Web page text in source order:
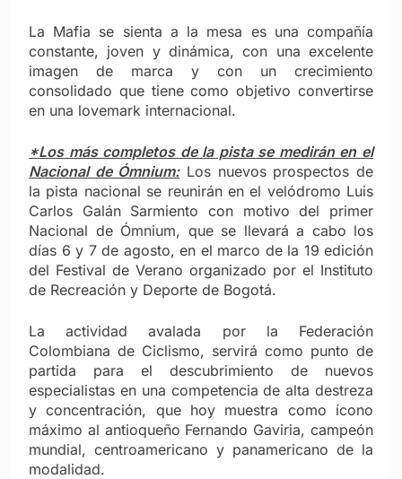
La Mafia se sienta a la mesa es una compañía
constante, joven y dinámica, con una excelente
imagen de marca y con un crecimiento
consolidado que tiene como objetivo convertirse
en una lovemark internacional.
*Los más completos de la pista se medirán en el
Nacional de Ómnium:Los nuevos prospectos de
la pista nacional se reunirán en el velódromo Luis
Carlos Galán Sarmiento con motivo del primer
Nacional de Ómnium, que se llevará a cabo los
días 6 y 7 de agosto, en el marco de la 19 edición
del Festival de Verano organizado por el Instituto
de Recreación y Deporte de Bogotá.
La actividad avalada por la Federación
Colombiana de Ciclismo, servirá como punto de
partida para el descubrimiento de nuevos
especialistas en una competencia de alta destreza
y concentración, que hoy muestra como ícono
máximo al antioqueño Fernando Gaviria, campeón
mundial, centroamericano y panamericano de la
modalidad.